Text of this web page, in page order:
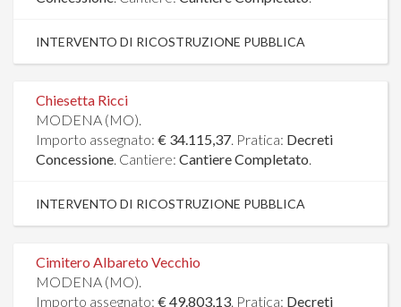
INTERVENTO DI RICOSTRUZIONE PUBBLICA
Chiesetta Ricci
MODENA (MO).
Importo assegnato: € 34.115,37. Pratica: Decreti
Concessione. Cantiere: Cantiere Completato.
INTERVENTO DI RICOSTRUZIONE PUBBLICA
Cimitero Albareto Vecchio
MODENA (MO).
Importo assegnato: € 49.803,13. Pratica: Decreti